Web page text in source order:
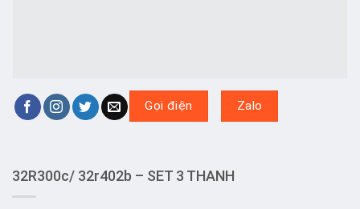
Gọi điện Zalo
32R300c/ 32r402b – SET 3 THANH